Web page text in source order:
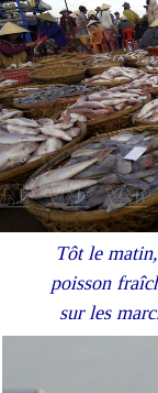
Tôt le
poisson
sur les